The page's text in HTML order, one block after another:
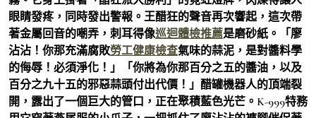
眼睛發疼，同時發出警報。王醋狂的聲音再次響起，這次帶
著金屬回音的嘲弄，刺耳得像巡迴體檢推薦是磨砂紙。「廖
沾沾！你那充滿腐敗勞工健康檢查氣味的蒜泥，是對醬料學
的侮辱！必須淨化！」「你將為你那百分之五的醬油，以及
百分之九十五的邪惡蒜頭付出代價！」醋罐機器人的頂端裂
開，露出了一個巨大的管口，正在聚積藍色光芒。K-999特務